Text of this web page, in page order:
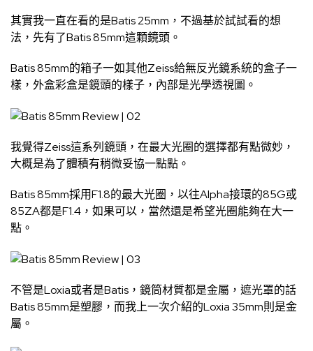
其實我一直在看的是Batis 25mm，不過基於試試看的想
法，先有了Batis 85mm這顆鏡頭。
Batis 85mm的箱子一如其他Zeiss給無反光鏡系統的盒子一
樣，外盒彩盒是鏡頭的樣子，內部是光學透視圖。
我覺得Zeiss這系列鏡頭，在最大光圈的選擇都有點微妙，
大概是為了體積有稍微妥協一點點。
Batis 85mm採用F1.8的最大光圈，以往Alpha接環的85G或
85ZA都是F1.4，如果可以，當然還是希望光圈能夠在大一
點。
不管是Loxia或者是Batis，鏡筒材質都是金屬，遮光罩的話
Batis 85mm是塑膠，而我上一次介紹的Loxia 35mm則是金
屬。